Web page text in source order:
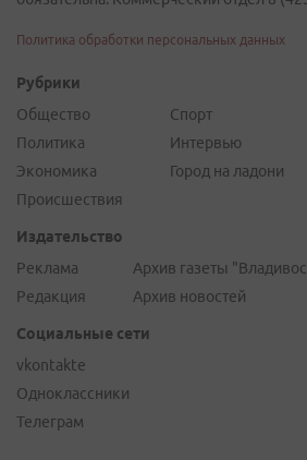
Политика обработки персональных данных
Рубрики
Общество
Политика
Экономика
Происшествия
Спорт
Интервью
Город на ладони
Издательство
Реклама
Редакция
Архив газеты
Архив новостей
Социальные сети
vkontakte
Одноклассники
Телеграм